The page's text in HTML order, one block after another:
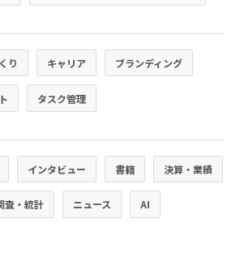
り キャリア ブランディング
タスク管理
インタビュー 書籍 決算・業績
査・統計 ニュース AI